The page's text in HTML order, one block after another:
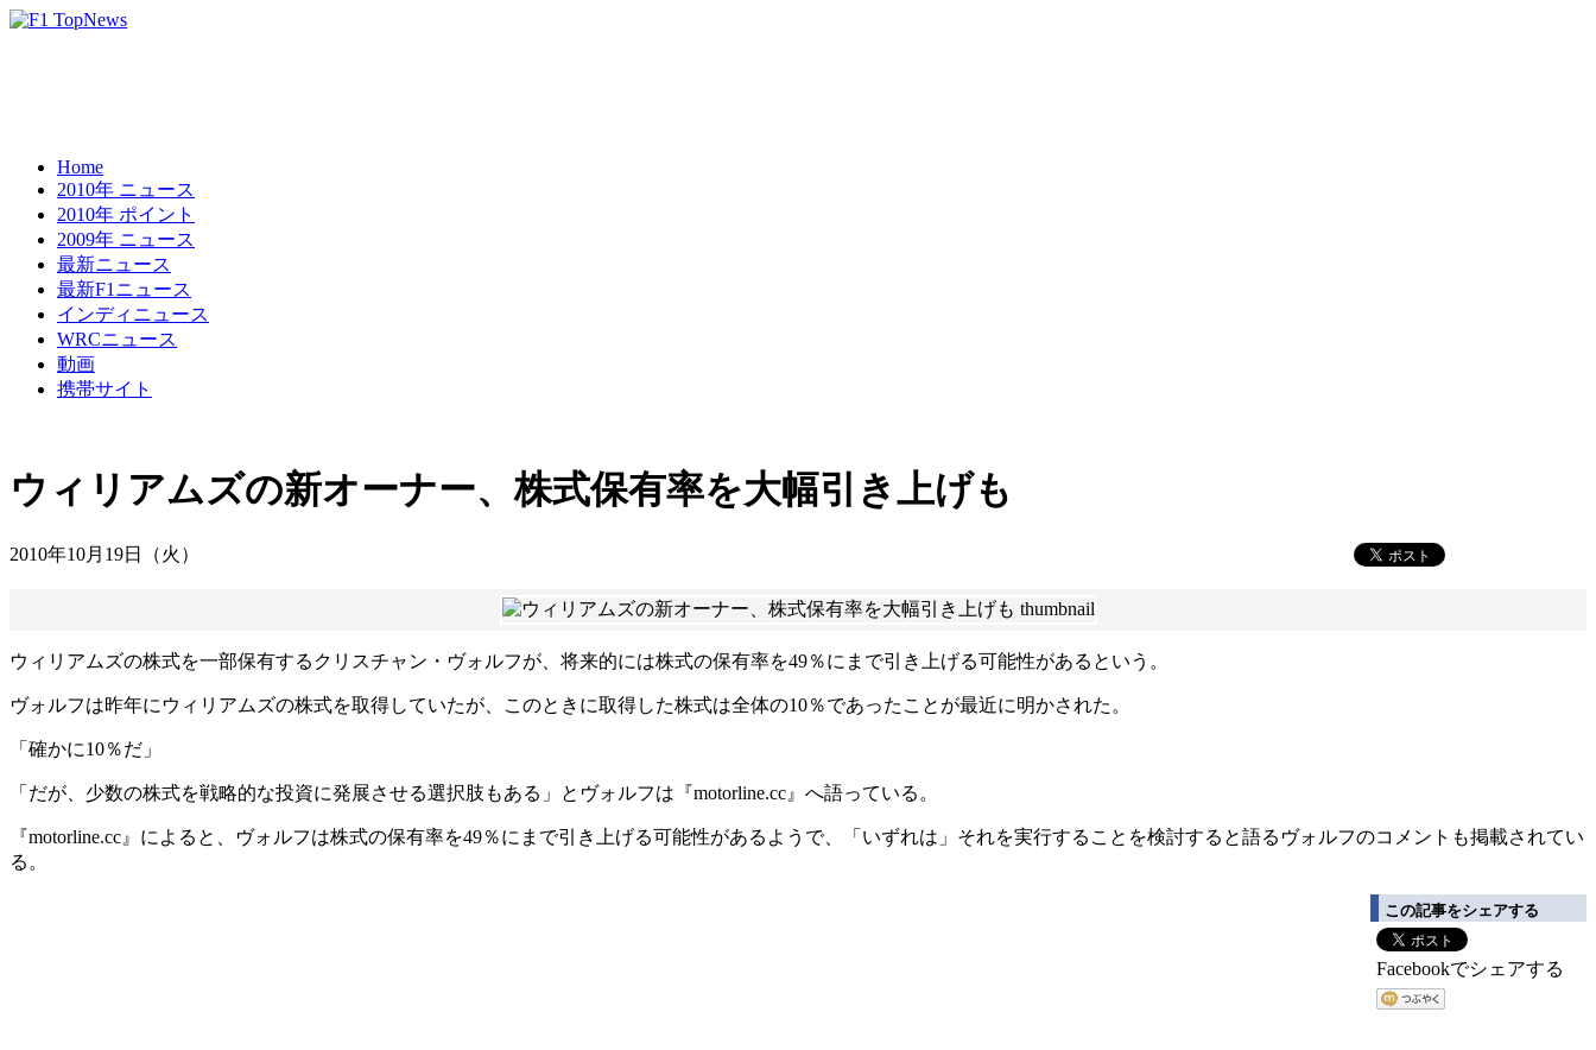
Home
2010年 ニュース
2010年 ポイント
2009年 ニュース
最新ニュース
最新F1ニュース
インディニュース
WRCニュース
動画
携帯サイト
ウィリアムズの新オーナー、株式保有率を大幅引き上げも
2010年10月19日（火）
ウィリアムズの株式を一部保有するクリスチャン・ヴォルフが、将来的には株式の保有率を49％にまで引き上げる可能性があるという。
ヴォルフは昨年にウィリアムズの株式を取得していたが、このときに取得した株式は全体の10％であったことが最近に明かされた。
「確かに10％だ」
「だが、少数の株式を戦略的な投資に発展させる選択肢もある」とヴォルフは『motorline.cc』へ語っている。
『motorline.cc』によると、ヴォルフは株式の保有率を49％にまで引き上げる可能性があるようで、「いずれは」それを実行することを検討すると語るヴォルフのコメントも掲載されてい
る。
この記事をシェアする
Facebookでシェアする